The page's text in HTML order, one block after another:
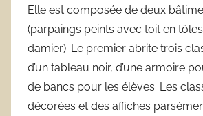
Elle est composée de deux
(parpaings peints avec toit en
damier). Le premier abrite trois
d’un tableau noir, d’une armoire
de bancs pour les élèves. Les
décorées et des affiches